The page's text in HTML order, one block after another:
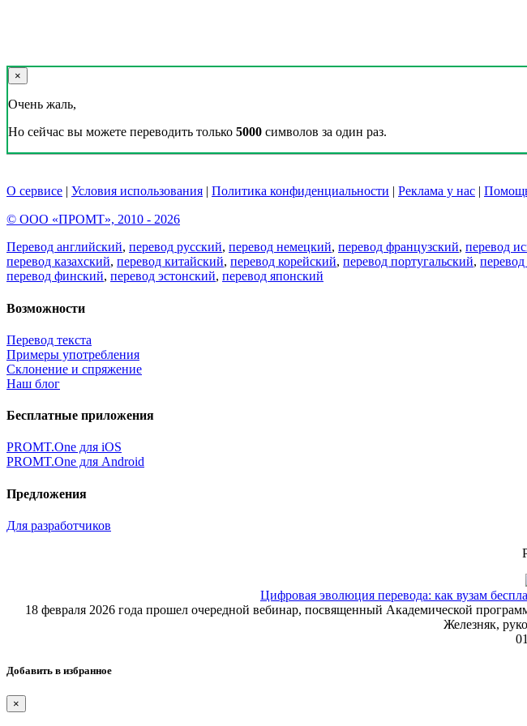
×
Очень жаль,
Но сейчас вы можете переводить только 5000 символов за один раз.
О сервисе | Условия использования | Политика конфиденциальности | Реклама у нас |
© ООО «ПРОМТ», 2010 - 2026
Перевод английский, перевод русский, перевод немецкий, перевод французский, перевод
перевод казахский, перевод китайский, перевод корейский, перевод португальский, перевод
перевод финский, перевод эстонский, перевод японский
Возможности
Перевод текста
Примеры употребления
Склонение и спряжение
Наш блог
Бесплатные приложения
PROMT.One для iOS
PROMT.One для Android
Предложения
Для разработчиков
Цифровая эволюция перевода: как вузам
18 февраля 2026 года прошел очередной вебинар, посвященный Академической
Железняк,
Добавить в избранное
×